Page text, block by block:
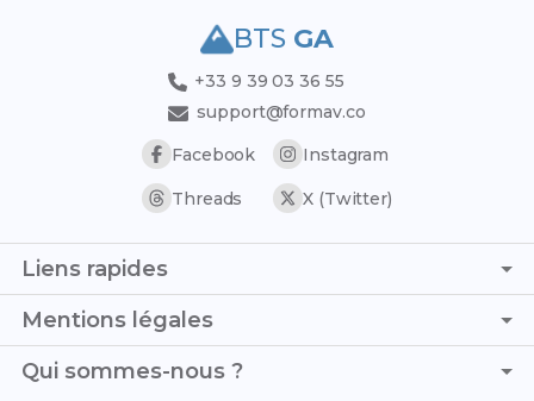
BTS GA
+33 9 39 03 36 55
support@formav.co
Facebook
Instagram
Threads X (Twitter)
Liens rapides
Page d'accueil
Simulateur de notes
Trouver son stage
Mentions légales
C.G.V. - C.G.U.
Qui sommes-nous ?